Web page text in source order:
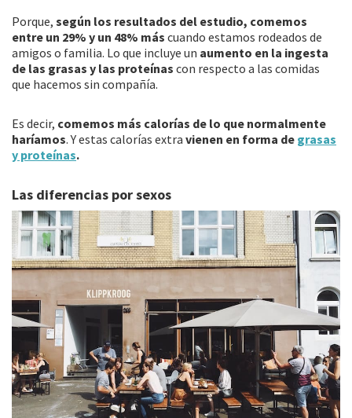
Porque, según los resultados del estudio, comemos
entre un 29% y un 48% más cuando estamos rodeados de
amigos o familia. Lo que incluye un aumento en la ingesta
de las grasas y las proteínas con respecto a las comidas
que hacemos sin compañía.
Es decir, comemos más calorías de lo que normalmente
haríamos. Y estas calorías extra vienen en forma de grasas
y proteínas.
Las diferencias por sexos